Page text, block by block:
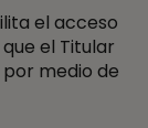
el acceso
el Titular
medio de